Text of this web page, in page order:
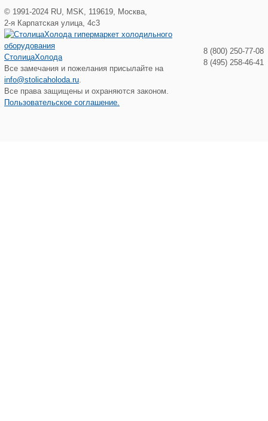
© 1991-2024 RU MSK 119619 Москва
2-я Карпатская улица, 4с3
СтолицаХолода
Все замечания и пожелания присылайте на
info@stolicaholoda.ru
Все права защищены и охраняются законом.
Пользовательское соглашение.
8 (800) 250-77-08
8 (495) 258-46-41